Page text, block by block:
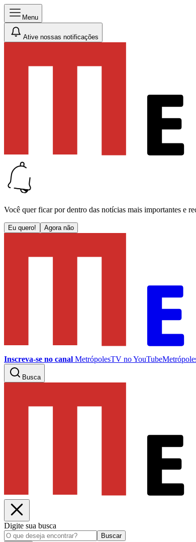
Menu
Ative nossas notificações
Você quer ficar por dentro das notícias mais importantes e
Eu quero! Agora não
Inscreva-se no canal MetrópolesTV noYouTube
Busca
Digite sua busca
Buscar